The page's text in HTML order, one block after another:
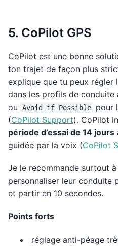
5. CoPilot GPS
CoPilot est une bonne
ton trajet de façon plus
explique que tu peux régler
dans les profils de conduite
ou Avoid if Possible
pour
(CoPilot Support). CoPilot
période d’essai de 14 jours
guidée par la voix (CoPilot
Je le recommande surtout
personnaliser leur conduite
et partir en 10 secondes.
Points forts
réglage anti-péage